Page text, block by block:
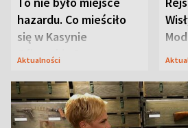
hazardu. Co mieściło
się w Kasynie
Oficerskim?
Aktualności